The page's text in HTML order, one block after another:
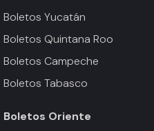
Boletos Yucatán
Boletos Quintana Roo
Boletos Campeche
Boletos Tabasco
Boletos Oriente